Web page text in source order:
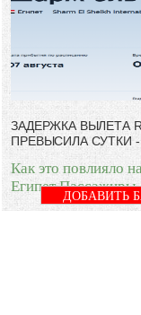
ЗАДЕРЖКА ВЫЛЕТА
ПРЕВЫСИЛА СУТКИ -
Как это повлияло
Египет Пассажиры
ДОБАВИТЬ